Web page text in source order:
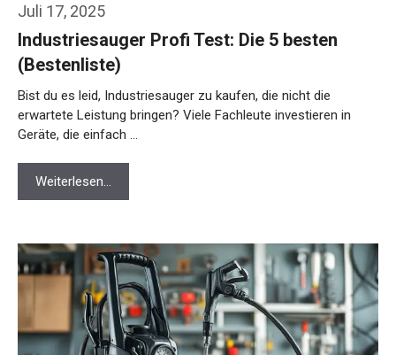
Juli 17, 2025
Industriesauger Profi Test: Die 5 besten
(Bestenliste)
Bist du es leid, Industriesauger zu kaufen, die nicht die
erwartete Leistung bringen? Viele Fachleute investieren in
Geräte, die einfach …
Weiterlesen…